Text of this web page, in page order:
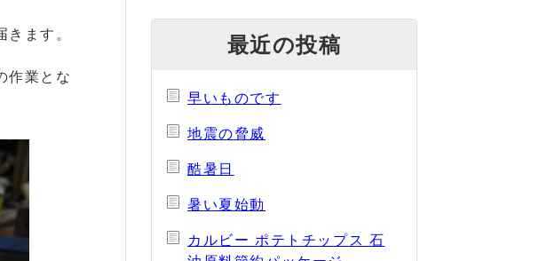
ます。
作業とな
最近の投稿
早いものです
地震の脅威
酷暑日
暑い夏始動
カルビー ポテトチップス 石